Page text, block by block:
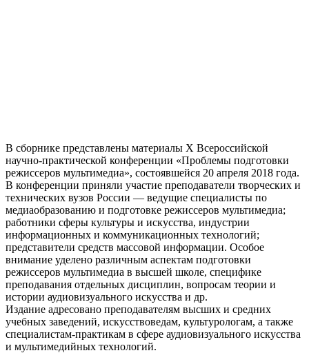
В сборнике представлены материалы X Всероссийской
научно-практической конференции «Проблемы подготовки
режиссеров мультимедиа», состоявшейся 20 апреля 2018 года.
В конференции приняли участие преподаватели творческих и
технических вузов России — ведущие специалисты по
медиаобразованию и подготовке режиссеров мультимедиа;
работники сферы культуры и искусства, индустрии
информационных и коммуникационных технологий;
представители средств массовой информации. Особое
внимание уделено различным аспектам подготовки
режиссеров мультимедиа в высшей школе, специфике
преподавания отдельных дисциплин, вопросам теории и
истории аудиовизуального искусства и др.
Издание адресовано преподавателям высших и средних
учебных заведений, искусствоведам, культурологам, а также
специалистам-практикам в сфере аудиовизуального искусства
и мультимедийных технологий.